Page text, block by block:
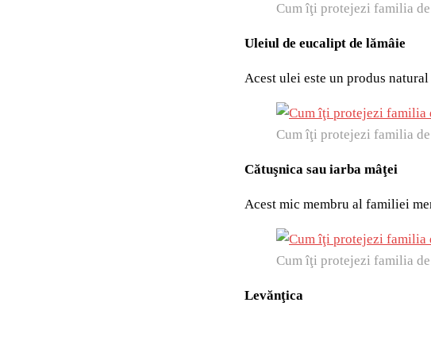
Cum îţi protejezi familia
Uleiul de eucalipt de lămâie
Acest ulei este un produs
Cum îţi protejezi familia
Cătuşnica sau iarba mâţei
Acest mic membru al familiei
Cum îţi protejezi familia
Levănţica